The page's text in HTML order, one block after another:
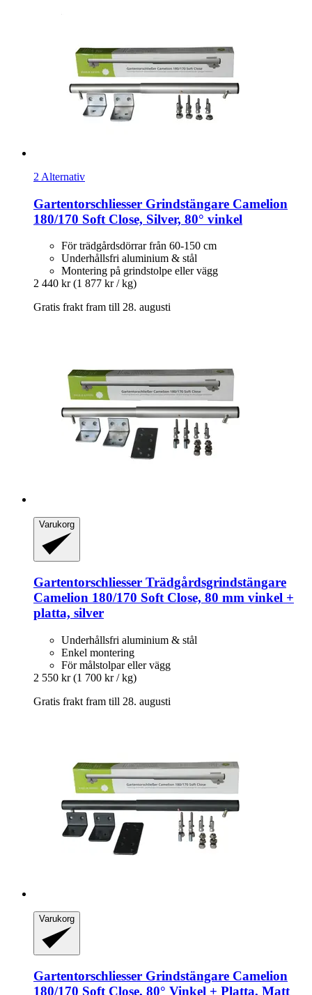
2 Alternativ
Gartentorschliesser Grindstängare Camelion
180/170 Soft Close, Silver, 80° vinkel
För trädgårdsdörrar från 60-150 cm
Underhållsfri aluminium & stål
Montering på grindstolpe eller vägg
2 440 kr (1 877 kr / kg)
Gratis frakt fram till 28. augusti
Varukorg
Gartentorschliesser Trädgårdsgrindstängare
Camelion 180/170 Soft Close, 80 mm vinkel +
platta, silver
Underhållsfri aluminium & stål
Enkel montering
För målstolpar eller vägg
2 550 kr (1 700 kr / kg)
Gratis frakt fram till 28. augusti
Varukorg
Gartentorschliesser Grindstängare Camelion
180/170 Soft Close, 80° Vinkel + Platta, Matt